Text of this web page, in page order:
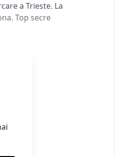
a Trieste. La
Top secre